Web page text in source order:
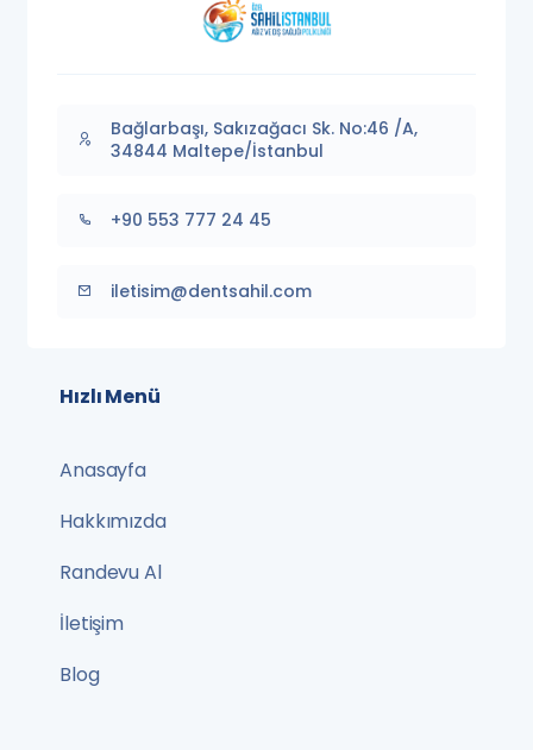
Bağlarbaşı, Sakızağacı Sk. No:46 /A,
34844 Maltepe/İstanbul
+90 553 777 24 45
iletisim@dentsahil.com
Hızlı Menü
Anasayfa
Hakkımızda
Randevu Al
İletişim
Blog